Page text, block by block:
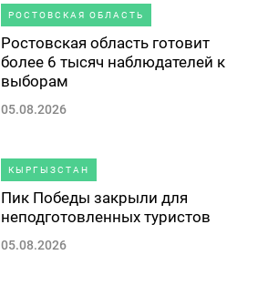
РОСТОВСКАЯ ОБЛАСТЬ
Ростовская область готовит
более 6 тысяч наблюдателей к
выборам
05.08.2026
КЫРГЫЗСТАН
Пик Победы закрыли для
неподготовленных туристов
05.08.2026